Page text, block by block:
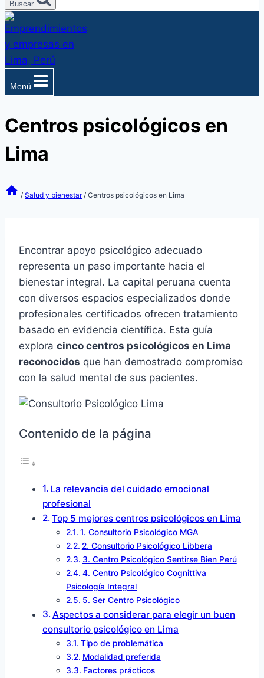
Buscar
Menú
Centros psicológicos en
Lima
/ Salud y bienestar / Centros psicológicos en Lima
Encontrar apoyo psicológico adecuado
representa un paso importante hacia el
bienestar integral. La capital peruana cuenta
con diversos espacios especializados donde
profesionales certificados ofrecen tratamiento
basado en evidencia científica. Esta guía
explora cinco centros psicológicos en Lima
reconocidos que han demostrado compromiso
con la salud mental de sus pacientes.
Contenido de la página
La relevancia del cuidado emocional
profesional
Top 5 mejores centros psicológicos en Lima
1. Consultorio Psicológico MGA
2. Consultorio Psicológico Libbera
3. Centro Psicológico Sentirse Bien Perú
4. Centro Psicológico Cognittiva
Psicología Integral
5. Ser Centro Psicológico
Aspectos a considerar para elegir un buen
consultorio psicológico en Lima
Tipo de problemática
Modalidad preferida
Factores prácticos